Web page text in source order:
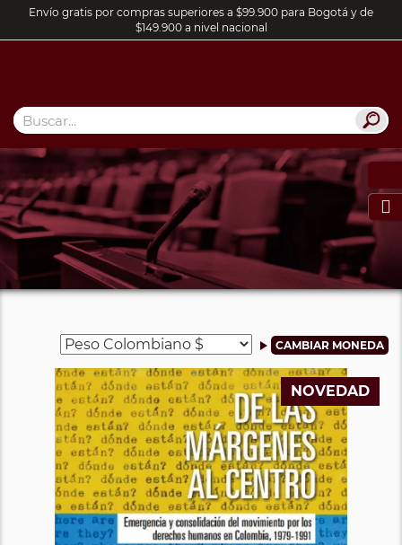
Envío gratis por compras superiores a $99.900 para Bogotá y de
$149.900 a nivel nacional

NOVEDAD